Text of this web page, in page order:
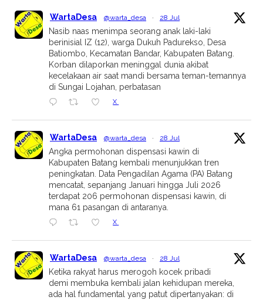
WartaDesa @warta_desa · 28 Jul
Nasib naas menimpa seorang anak laki-laki
berinisial IZ (12), warga Dukuh Padurekso, Desa
Batiombo, Kecamatan Bandar, Kabupaten Batang.
Korban dilaporkan meninggal dunia akibat
kecelakaan air saat mandi bersama teman-temannya
di Sungai Lojahan, perbatasan
X
WartaDesa @warta_desa · 28 Jul
Angka permohonan dispensasi kawin di
Kabupaten Batang kembali menunjukkan tren
peningkatan. Data Pengadilan Agama (PA) Batang
mencatat, sepanjang Januari hingga Juli 2026
terdapat 206 permohonan dispensasi kawin, di
mana 61 pasangan di antaranya.
X
WartaDesa @warta_desa · 28 Jul
Ketika rakyat harus merogoh kocek pribadi
demi membuka kembali jalan kehidupan mereka,
ada hal fundamental yang patut dipertanyakan: di